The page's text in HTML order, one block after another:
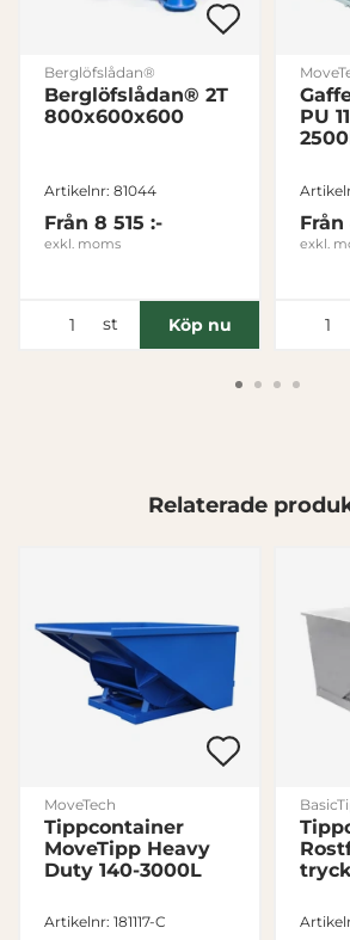
Berglöfslådan®
Berglöfslådan® 2T
800x600x600
Artikelnr: 81044
Från 8 515 :-
exkl. moms
st Köp nu
PU
Från
exkl.
Relaterade
MoveTech
Tippcontainer
MoveTipp Heavy
Duty 140-3000L
Artikelnr: 181117-C